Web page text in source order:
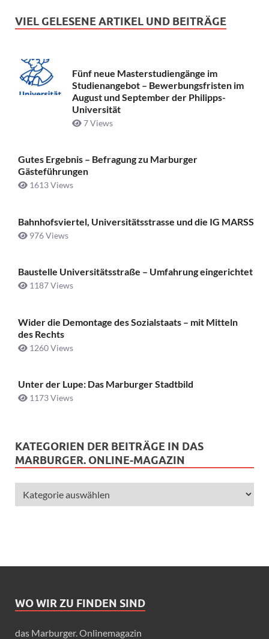
VIEL GELESENE ARTIKEL UND BEITRÄGE
Fünf neue Masterstudiengänge im
Studienangebot – Bewerbungsfristen im
August und September der Philipps-
Universität
7 Views
Gutes Ergebnis – Befragung zu Marburger
Gästeführungen
1613 Views
Bahnhofsviertel, Universitätsstrasse und die IG MARSS
976 Views
Baustelle Universitätsstraße ­– Umfahrung eingerichtet
1187 Views
Wider die Demontage des Sozialstaats – mit Mitteln
des Rechts
1260 Views
Unter der Lupe: Das Marburger Stadtbild
1173 Views
KATEGORIEN DER BEITRÄGE IN DAS
MARBURGER. ONLINE-MAGAZIN
WO WIR ZU FINDEN SIND
das Marburger. Onlinemagazin